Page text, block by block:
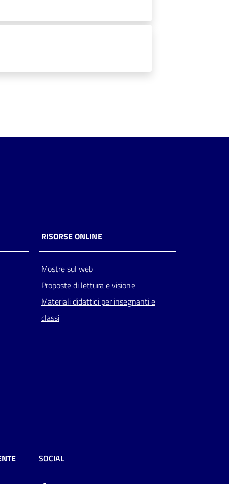
RISORSE ONLINE
Mostre sul web
Proposte di lettura e visione
Materiali didattici per insegnanti e
classi
SOCIAL